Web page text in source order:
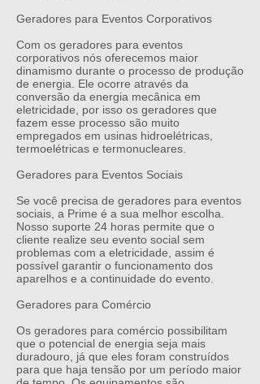
Geradores para Eventos Corporativos
Com os geradores para eventos
corporativos nós oferecemos maior
dinamismo durante o processo de produção
de energia. Ele ocorre através da
conversão da energia mecânica em
eletricidade, por isso os geradores que
fazem esse processo são muito
empregados em usinas hidroelétricas,
termoelétricas e termonucleares.
Geradores para Eventos Sociais
Se você precisa de geradores para eventos
sociais , a Prime é a sua melhor escolha.
Nosso suporte 24 horas permite que o
cliente realize seu evento social sem
problemas com a eletricidade, assim é
possível garantir o funcionamento dos
aparelhos e a continuidade do evento.
Geradores para Comércio
Os geradores para comércio possibilitam
que o potencial de energia seja mais
duradouro, já que eles foram construídos
para que haja tensão por um período maior